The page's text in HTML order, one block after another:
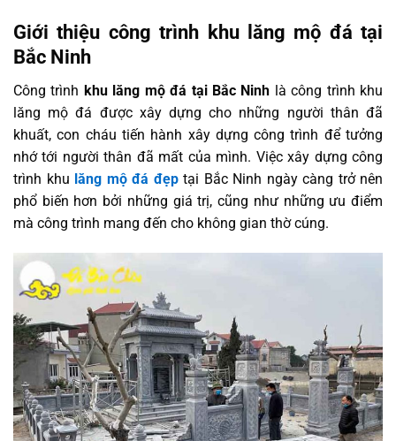
Giới thiệu công trình khu lăng mộ đá tại
Bắc Ninh
Công trình khu lăng mộ đá tại Bắc Ninh là công trình khu
lăng mộ đá được xây dựng cho những người thân đã
khuất, con cháu tiến hành xây dựng công trình để tưởng
nhớ tới người thân đã mất của mình. Việc xây dựng công
trình khu lăng mộ đá đẹptại Bắc Ninh ngày càng trở nên
phổ biến hơn bởi những giá trị, cũng như những ưu điểm
mà công trình mang đến cho không gian thờ cúng.